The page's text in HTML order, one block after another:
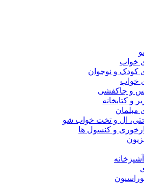
خواب
و نوجوان
خواب
و جاکفشی
و کتابخانه
ال و تخت خواب شو
و کنسول ها